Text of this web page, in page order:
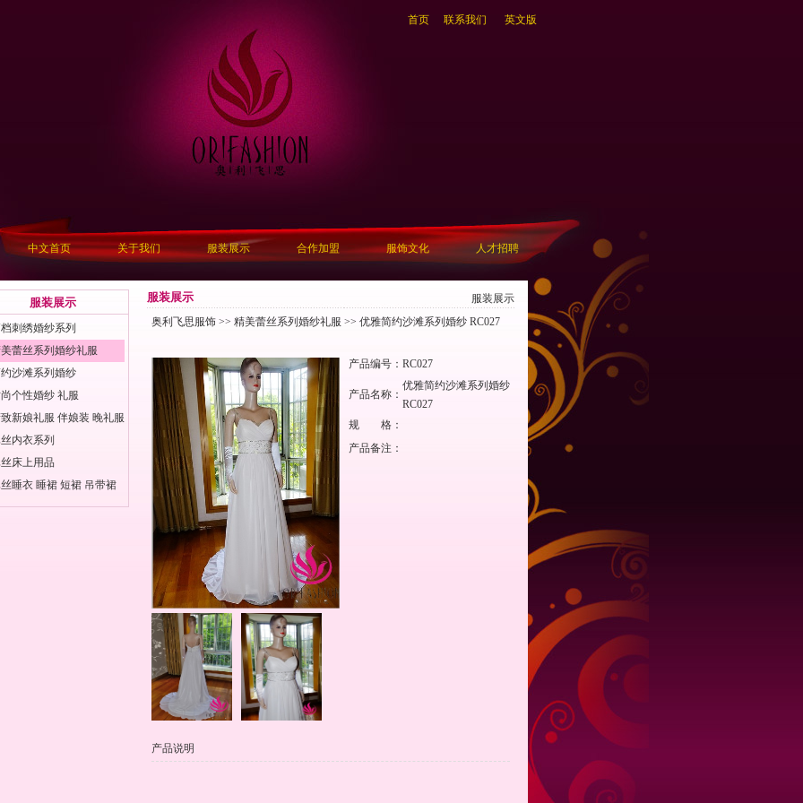
首页 联系我们 英文版
中文首页 关于我们 服装展示 合作加盟 服饰文化 人才招聘
服装展示
刺绣婚纱系列
蕾丝系列婚纱礼服
沙滩系列婚纱
个性婚纱 礼服
新娘礼服 伴娘装 晚礼服
内衣系列
床上用品
睡衣 睡裙 短裙 吊带裙
服装展示
服装展示
奥利飞思服饰>> 精美蕾丝系列婚纱礼服 >> 优雅简约沙滩系列婚纱 RC027
产品编号： RC027
产品名称：
优雅简约沙滩系列婚纱
RC027
规 格：
产品备注：
产品说明